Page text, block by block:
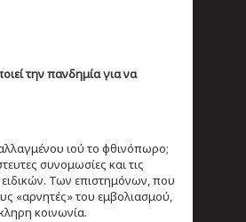
την πανδημία για να
ιού το φθινόπωρο;
συνομωσίες και τις
Των επιστημόνων, που
«αρνητές» του εμβολιασμού,
κοινωνία.